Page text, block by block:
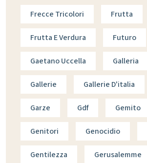
Frecce Tricolori Frutta
Frutta E Verdura Futuro
Gaetano Uccella Galleria
Gallerie Gallerie D'italia
Garze Gdf Gemito
Genitori Genocidio
Gentilezza Gerusalemme